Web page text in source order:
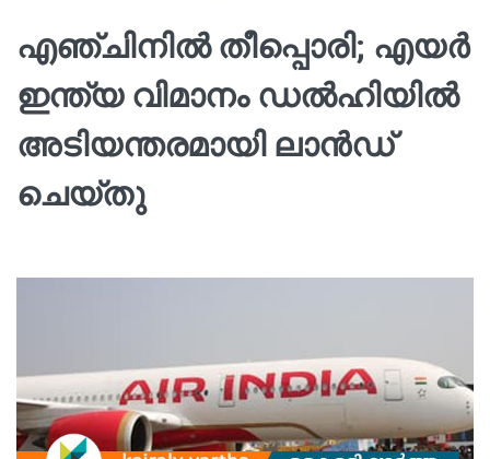
എഞ്ചിനില്‍ തീപ്പൊരി; എയർ
ഇന്ത്യ വിമാനം ഡൽഹിയിൽ
അടിയന്തരമായി ലാൻഡ്
ചെയ്തു